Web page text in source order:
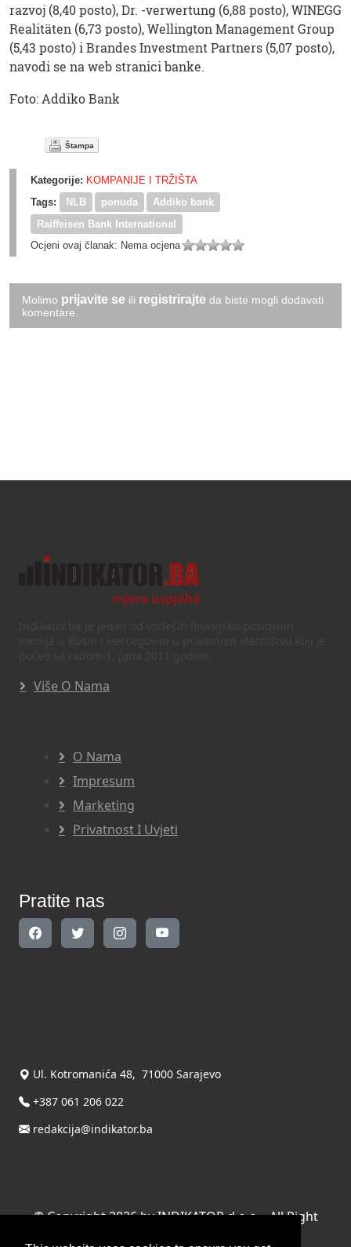
razvoj (8,40 posto), Dr. -verwertung (6,88 posto), WINEGG
Realitäten (6,73 posto), Wellington Management Group
(5,43 posto) i Brandes Investment Partners (5,07 posto),
navodi se na web stranici banke.
Foto: Addiko Bank
Štampa
Kategorije: KOMPANIJE I TRŽIŠTA
Tags:
NLB ponuda
Addiko bank
Raiffeisen Bank International
Ocjeni ovaj članak: Nema ocjena
Molimo prijavite se ili registrirajte da biste mogli dodavati
komentare.
Više O Nama
O Nama
Impresum
Marketing
Privatnost I Uvjeti
Pratite nas
Ul. Kotromanića 48, 71000 Sarajevo
+387 061 206 022
redakcija@indikator.ba
©Copyright 2026 by INDIKATOR d.o.o., All Right